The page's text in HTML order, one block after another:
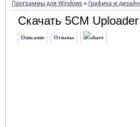
Программы для Windows » Графика и дизайн
Скачать 5CM Uploader
Описание Отзывы